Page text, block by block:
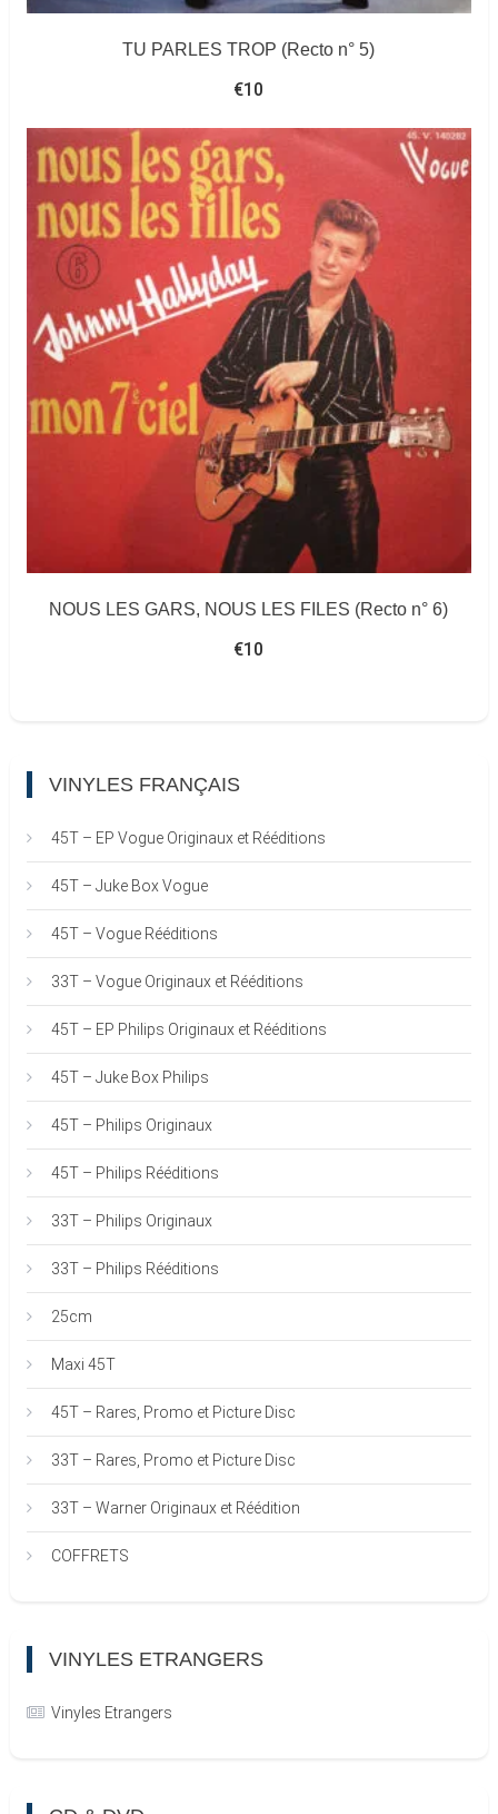
TU PARLES TROP (Recto n° 5)
€10
NOUS LES GARS, NOUS LES FILES (Recto n° 6)
€10
VINYLES FRANÇAIS
45T – EP Vogue Originaux et Rééditions
45T – Juke Box Vogue
45T – Vogue Rééditions
33T – Vogue Originaux et Rééditions
45T – EP Philips Originaux et Rééditions
45T – Juke Box Philips
45T – Philips Originaux
45T – Philips Rééditions
33T – Philips Originaux
33T – Philips Rééditions
25cm
Maxi 45T
45T – Rares, Promo et Picture Disc
33T – Rares, Promo et Picture Disc
33T – Warner Originaux et Réédition
COFFRETS
VINYLES ETRANGERS
Vinyles Etrangers